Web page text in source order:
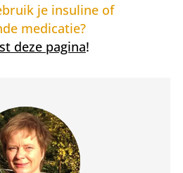
je insuline of
medicatie?
deze pagina!